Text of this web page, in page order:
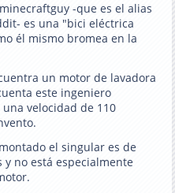
-que es el alias
es una "bici eléctrica
él mismo bromea en la
un motor de lavadora
este ingeniero
velocidad de 110
el singular es de
no está especialmente